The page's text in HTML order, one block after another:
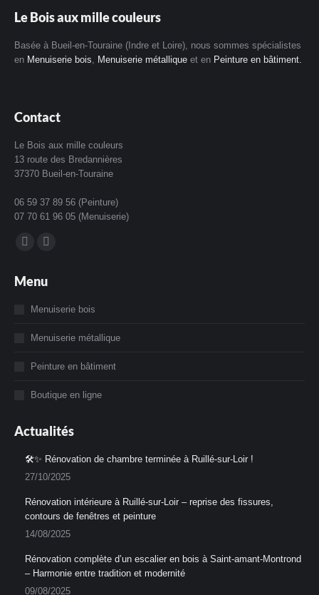
Le Bois aux mille couleurs
Basée à Bueil-en-Touraine (Indre et Loire), nous sommes spécialistes
en Menuiserie bois, Menuiserie métallique et en Peinture en bâtiment.
Contact
Le Bois aux mille couleurs
13 route des Bredannières
37370 Bueil-en-Touraine
06 59 37 89 56 (Peinture)
07 70 61 96 05 (Menuiserie)
Trouvez nous sur :
Facebook
s'ouvre
une
nouvelle
Instagram
s'ouvre
une
nouvelle
Menu
Menuiserie bois
Menuiserie métallique
Peinture en bâtiment
Boutique en ligne
Actualités
🛠️✨ Rénovation de chambre terminée à Ruillé-sur-Loir !
27/10/2025
Rénovation intérieure à Ruillé-sur-Loir – reprise des fissures,
contours de fenêtres et peinture
14/08/2025
Rénovation complète d’un escalier en bois à Saint-amant-Montrond
– Harmonie entre tradition et modernité
09/08/2025